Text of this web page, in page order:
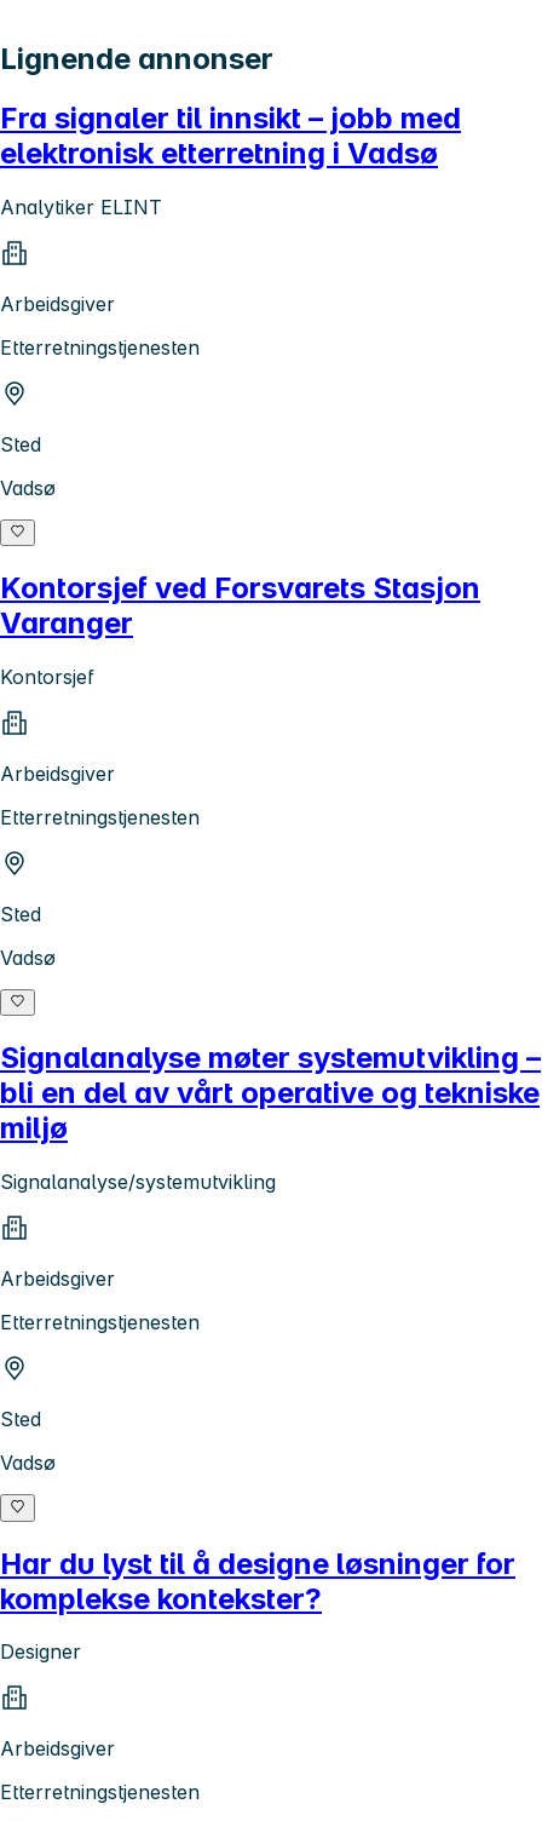
Lignende annonser
Fra signaler til innsikt – jobb med
elektronisk etterretning i Vadsø
Analytiker ELINT
Arbeidsgiver
Etterretningstjenesten
Sted
Vadsø
Kontorsjef ved Forsvarets Stasjon
Varanger
Kontorsjef
Arbeidsgiver
Etterretningstjenesten
Sted
Vadsø
Signalanalyse møter systemutvikling –
bli en del av vårt operative og tekniske
miljø
Signalanalyse/systemutvikling
Arbeidsgiver
Etterretningstjenesten
Sted
Vadsø
Har du lyst til å designe løsninger for
komplekse kontekster?
Designer
Arbeidsgiver
Etterretningstjenesten